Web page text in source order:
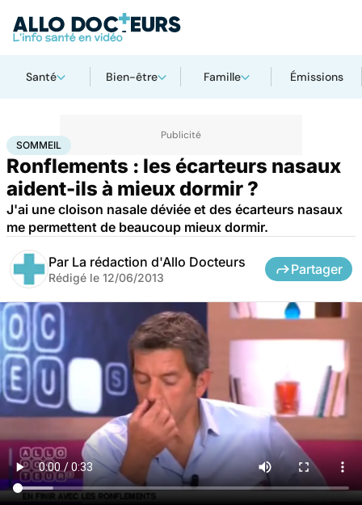
Santé Bien-être Famille Émissions
AccueilSanté
SOMMEIL
Ronflements : les écarteurs nasaux
aident-ils à mieux dormir ?
J'ai une cloison nasale déviée et des écarteurs nasaux
me permettent de beaucoup mieux dormir.
Par La rédaction d'Allo Docteurs
Rédigé le 12/06/2013
Partager